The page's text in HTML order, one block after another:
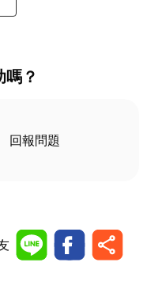
嗎？
回報問題